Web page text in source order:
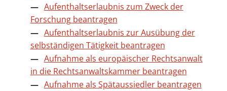
Aufenthaltserlaubnis zum Zweck der
Forschung beantragen
Aufenthaltserlaubnis zur Ausübung der
selbständigen Tätigkeit beantragen
Aufnahme als europäischer Rechtsanwalt
in die Rechtsanwaltskammer beantragen
Aufnahme als Spätaussiedler beantragen